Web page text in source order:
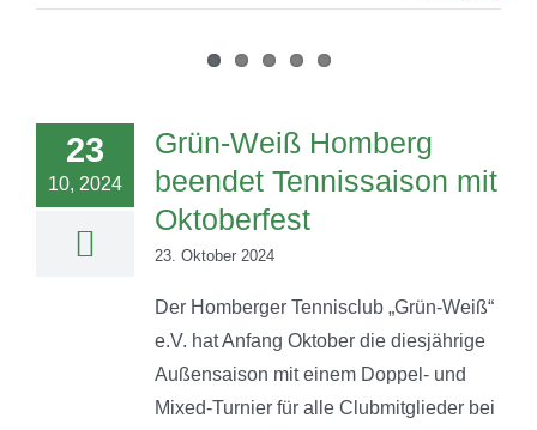
23
10, 2024
Grün-Weiß Homberg
beendet Tennissaison mit
Oktoberfest
23. Oktober 2024
Der Homberger Tennisclub „Grün-Weiß“
e.V. hat Anfang Oktober die diesjährige
Außensaison mit einem Doppel- und
Mixed-Turnier für alle Clubmitglieder bei